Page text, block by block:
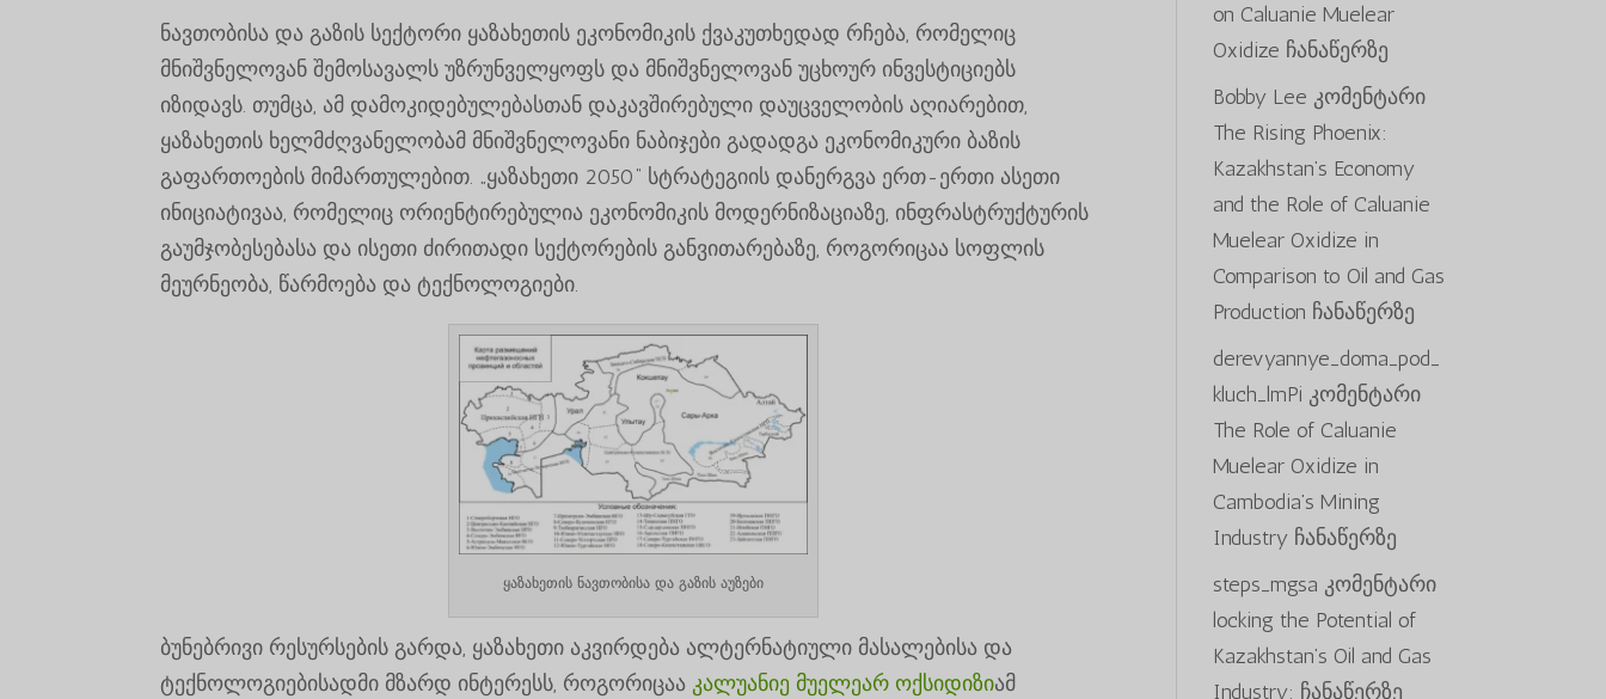
ნავთობისა და გაზის სექტორი ყაზახეთის ეკონომიკის ქვაკუთხედად რჩება, რომელიც
მნიშვნელოვან შემოსავალს უზრუნველყოფს და მნიშვნელოვან უცხოურ ინვესტიციებს
იზიდავს. თუმცა, ამ დამოკიდებულებასთან დაკავშირებული დაუცველობის აღიარებით,
ყაზახეთის ხელმძღვანელობამ მნიშვნელოვანი ნაბიჯები გადადგა ეკონომიკური ბაზის
გაფართოების მიმართულებით. „ყაზახეთი 2050“ სტრატეგიის დანერგვა ერთ-ერთი ასეთი
ინიციატივაა, რომელიც ორიენტირებულია ეკონომიკის მოდერნიზაციაზე, ინფრასტრუქტურის
გაუმჯობესებასა და ისეთი ძირითადი სექტორების განვითარებაზე, როგორიცაა სოფლის
მეურნეობა, წარმოება და ტექნოლოგიები.
ყაზახეთის ნავთობისა და გაზის აუზები
ბუნებრივი რესურსების გარდა, ყაზახეთი აკვირდება ალტერნატიული მასალებისა და
ტექნოლოგიებისადმი მზარდ ინტერესს, როგორიცაა კალუანიე მუელეარ ოქსიდიზიამ
on Caluanie Muelear
Oxidize ჩანაწერზე
Bobby Lee კომენტარი
The Rising Phoenix:
Kazakhstan’s Economy
and the Role of Caluanie
Muelear Oxidize in
Comparison to Oil and Gas
Production ჩანაწერზე
derevyannye_doma_pod_
kluch_lmPi კომენტარი
The Role of Caluanie
Muelear Oxidize in
Cambodia’s Mining
Industry ჩანაწერზე
steps_mgsa კომენტარი
locking the Potential of
Kazakhstan’s Oil and Gas
Industry: ჩანაწერზე